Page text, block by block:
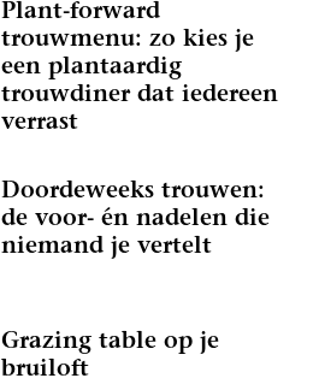
Plant-forward
trouwmenu: zo kies je
een plantaardig
trouwdiner dat iedereen
verrast
Doordeweeks trouwen:
de voor- én nadelen die
niemand je vertelt
Grazing table op je
bruiloft